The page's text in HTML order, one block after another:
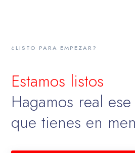
¿LISTO PARA EMPEZAR?
Estamos listos
Hagamos real
que tienes en